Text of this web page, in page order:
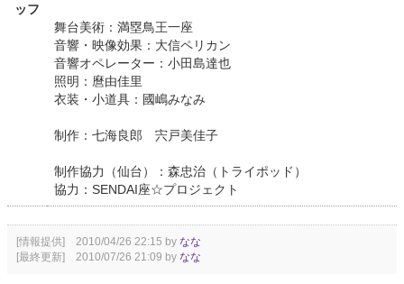
ッフ
舞台美術：満塁鳥王一座
音響・映像効果：大信ペリカン
音響オペレーター：小田島達也
照明：麿由佳里
衣装・小道具：國嶋みなみ
制作：七海良郎 宍戸美佳子
制作協力（仙台）：森忠治（トライポッド）
協力：SENDAI座☆プロジェクト
[情報提供] 2010/04/26 22:15 by なな
[最終更新] 2010/07/26 21:09 by なな